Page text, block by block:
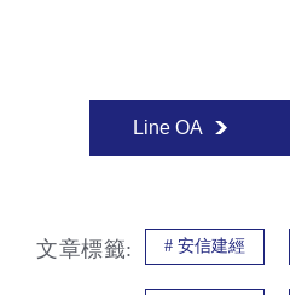
Line OA
文章標籤: # 安信建經